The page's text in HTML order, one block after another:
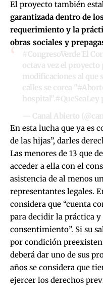
El proyecto también
garantizada dentro de
requerimiento y la
obras sociales y
#CongresoVerde El
octava vez el
modificaciones al que
calles se corea "
hospital".#QueSeaLey
— Canal Abierto
En esta lucha que ya es
de las hijas”, darles
Las menores de 13 que
acceder a ella con el
asistencia de al menos
representantes legales.
considera que “cuenta
para decidir la práctica
consentimiento”. Si su
por condición
deberá dar uno de sus
años se considera que
ejercer los derechos